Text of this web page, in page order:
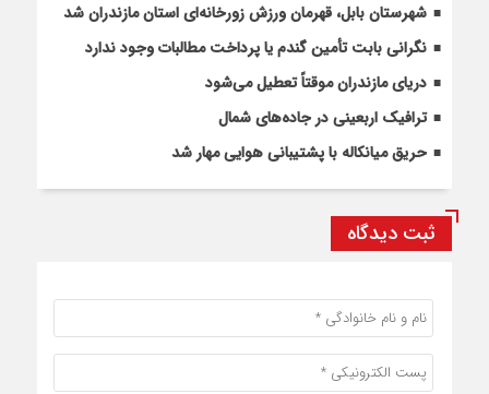
شهرستان بابل، قهرمان ورزش زورخانه‌ای استان مازندران شد
نگرانی بابت تأمین گندم یا پرداخت مطالبات وجود ندارد
دریای مازندران موقتاً تعطیل می‌شود
ترافیک اربعینی در جاده‌های شمال
حریق میانکاله با پشتیبانی هوایی مهار شد
ثبت دیدگاه